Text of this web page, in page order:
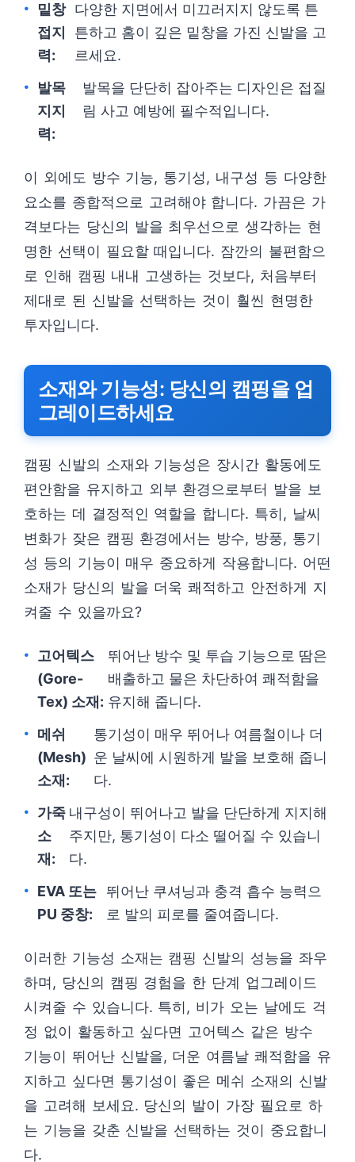
밑창
접지
력:
다양한 지면에서 미끄러지지 않도록 튼
튼하고 홈이 깊은 밑창을 가진 신발을 고
르세요.
발목
지지
력:
발목을 단단히 잡아주는 디자인은 접질
림 사고 예방에 필수적입니다.
이 외에도 방수 기능, 통기성, 내구성 등 다양한
요소를 종합적으로 고려해야 합니다. 가끔은 가
격보다는 당신의 발을 최우선으로 생각하는 현
명한 선택이 필요할 때입니다. 잠깐의 불편함으
로 인해 캠핑 내내 고생하는 것보다, 처음부터
제대로 된 신발을 선택하는 것이 훨씬 현명한
투자입니다.
소재와 기능성: 당신의 캠핑을 업
그레이드하세요
캠핑 신발의 소재와 기능성은 장시간 활동에도
편안함을 유지하고 외부 환경으로부터 발을 보
호하는 데 결정적인 역할을 합니다. 특히, 날씨
변화가 잦은 캠핑 환경에서는 방수, 방풍, 통기
성 등의 기능이 매우 중요하게 작용합니다. 어떤
소재가 당신의 발을 더욱 쾌적하고 안전하게 지
켜줄 수 있을까요?
고어텍스
(Gore-
Tex) 소재:
뛰어난 방수 및 투습 기능으로 땀은
배출하고 물은 차단하여 쾌적함을
유지해 줍니다.
메쉬
(Mesh)
소재:
통기성이 매우 뛰어나 여름철이나 더
운 날씨에 시원하게 발을 보호해 줍니
다.
가죽
소
재:
내구성이 뛰어나고 발을 단단하게 지지해
주지만, 통기성이 다소 떨어질 수 있습니
다.
EVA 또는
PU 중창:
뛰어난 쿠셔닝과 충격 흡수 능력으
로 발의 피로를 줄여줍니다.
이러한 기능성 소재는 캠핑 신발의 성능을 좌우
하며, 당신의 캠핑 경험을 한 단계 업그레이드
시켜줄 수 있습니다. 특히, 비가 오는 날에도 걱
정 없이 활동하고 싶다면 고어텍스 같은 방수
기능이 뛰어난 신발을, 더운 여름날 쾌적함을 유
지하고 싶다면 통기성이 좋은 메쉬 소재의 신발
을 고려해 보세요. 당신의 발이 가장 필요로 하
는 기능을 갖춘 신발을 선택하는 것이 중요합니
다.